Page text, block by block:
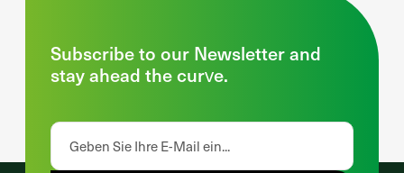
Subscribe to our Newsletter and
stay ahead the curve.